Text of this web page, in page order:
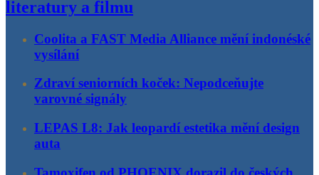
literatury a filmu
Coolita a FAST Media Alliance mění indonéské
vysílání
Zdraví seniorních koček: Nepodceňujte
varovné signály
LEPAS L8: Jak leopardí estetika mění design
auta